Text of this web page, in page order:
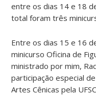
entre os dias 14 e 18
total foram três
Entre os dias 15 e 16
minicurso Oficina de
ministrado por mim,
participação especial
Artes Cênicas pela